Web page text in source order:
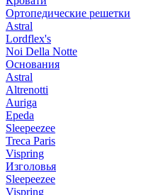
Ортопедические решетки
Astral
Lordflex's
Noi Della Notte
Основания
Astral
Altrenotti
Auriga
Epeda
Sleepeezee
Treca Paris
Vispring
Изголовья
Sleepeezee
Vispring